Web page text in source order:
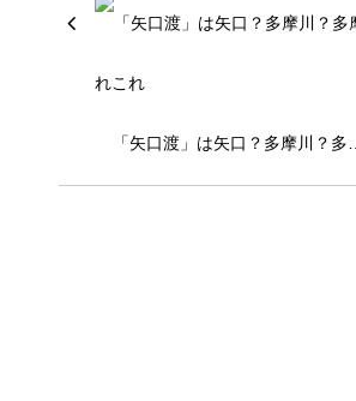
「矢口渡」は矢口？多摩川？多…